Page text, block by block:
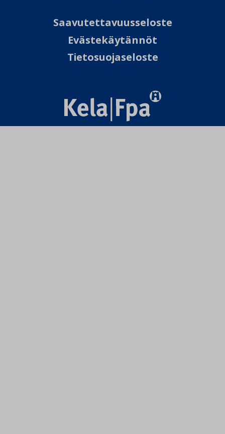
Saavutettavuusseloste
Evästekäytännöt
Tietosuojaseloste